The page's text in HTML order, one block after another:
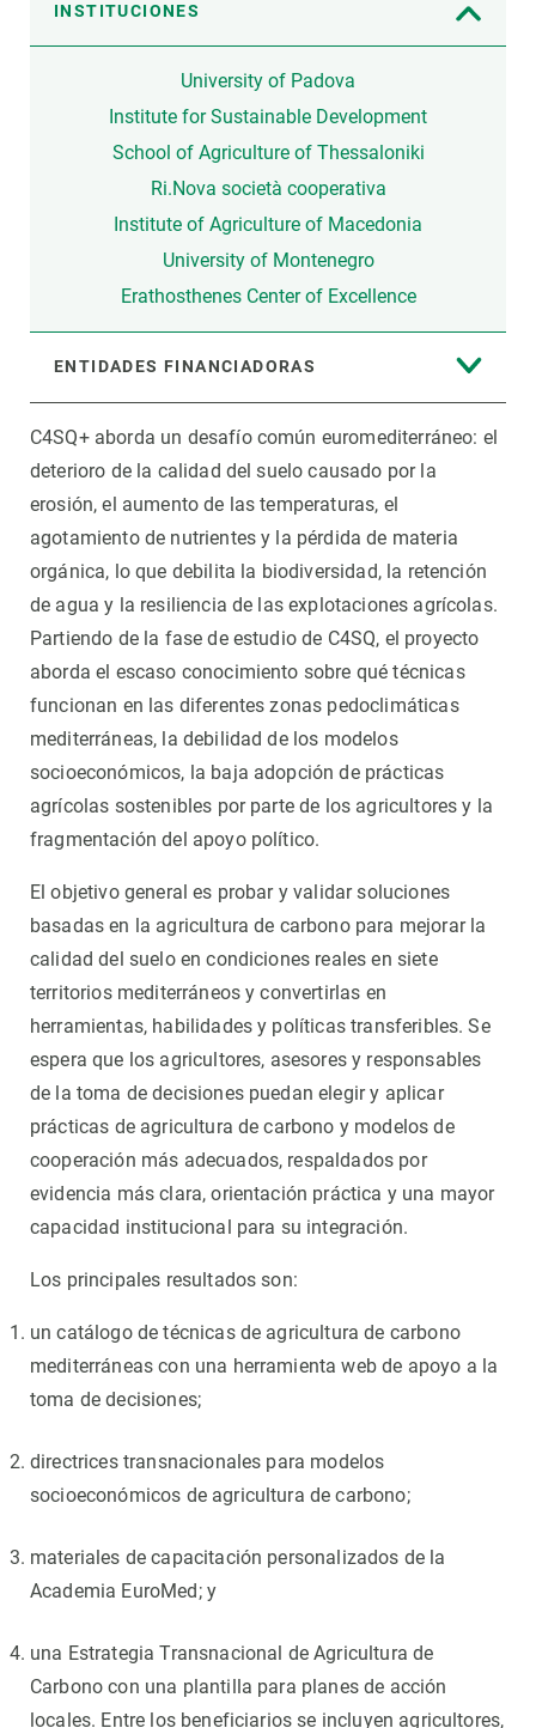
INSTITUCIONES
University of Padova
Institute for Sustainable Development
School of Agriculture of Thessaloniki
Ri.Nova società cooperativa
Institute of Agriculture of Macedonia
University of Montenegro
Erathosthenes Center of Excellence
ENTIDADES FINANCIADORAS
C4SQ+ aborda un desafío común euromediterráneo: el
deterioro de la calidad del suelo causado por la
erosión, el aumento de las temperaturas, el
agotamiento de nutrientes y la pérdida de materia
orgánica, lo que debilita la biodiversidad, la retención
de agua y la resiliencia de las explotaciones agrícolas.
Partiendo de la fase de estudio de C4SQ, el proyecto
aborda el escaso conocimiento sobre qué técnicas
funcionan en las diferentes zonas pedoclimáticas
mediterráneas, la debilidad de los modelos
socioeconómicos, la baja adopción de prácticas
agrícolas sostenibles por parte de los agricultores y la
fragmentación del apoyo político.
El objetivo general es probar y validar soluciones
basadas en la agricultura de carbono para mejorar la
calidad del suelo en condiciones reales en siete
territorios mediterráneos y convertirlas en
herramientas, habilidades y políticas transferibles. Se
espera que los agricultores, asesores y responsables
de la toma de decisiones puedan elegir y aplicar
prácticas de agricultura de carbono y modelos de
cooperación más adecuados, respaldados por
evidencia más clara, orientación práctica y una mayor
capacidad institucional para su integración.
Los principales resultados son:
un catálogo de técnicas de agricultura de carbono
mediterráneas con una herramienta web de apoyo a la
toma de decisiones;
directrices transnacionales para modelos
socioeconómicos de agricultura de carbono;
materiales de capacitación personalizados de la
Academia EuroMed; y
una Estrategia Transnacional de Agricultura de
Carbono con una plantilla para planes de acción
locales. Entre los beneficiarios se incluyen agricultores,